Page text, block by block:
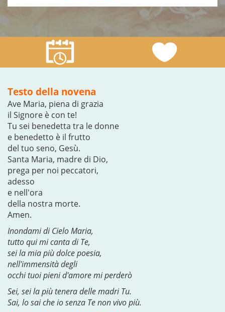
Testo della novena
Ave Maria, piena di grazia
il Signore è con te!
Tu sei benedetta tra le donne
e benedetto è il frutto
del tuo seno, Gesù.
Santa Maria, madre di Dio,
prega per noi peccatori,
adesso
e nell'ora
della nostra morte.
Amen.
Inondami di Cielo Maria,
tutto qui mi canta di Te,
sei la mia più dolce poesia,
nell'immensità degli
occhi tuoi pieni d'amore mi perderò
Sei, sei la più tenera delle madri Tu.
Sai, lo sai che io senza Te non vivo più.